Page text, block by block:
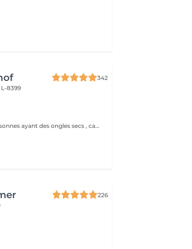
342
8399
Un choix approprié pour les personnes ayant des ongles secs , cassant ou abimé . Des produits naturel qui permettent de restaurer la brillance , la bonne santé de vos ongles. Soin détox de vos ongles
226